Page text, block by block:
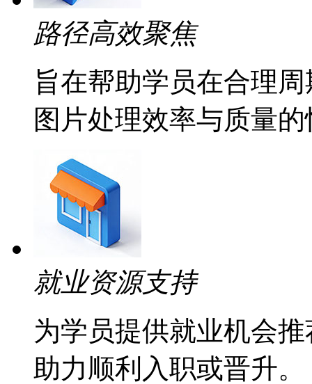
路径高效聚焦
旨在帮助学员在合理
图片处理效率与质量
就业资源支持
为学员提供就业机会
助力顺利入职或晋升。